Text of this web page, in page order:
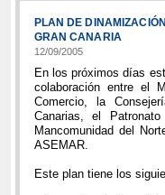
PLAN DE
GRAN CANARIA
12/09/2005
En los próximos días
colaboración entre el
Comercio, la
Canarias, el
Mancomunidad del
ASEMAR.
Este plan tiene los